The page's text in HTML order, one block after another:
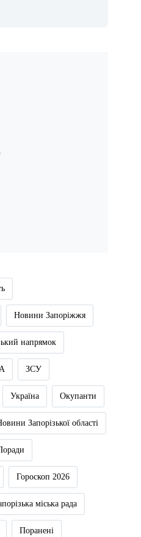
Новини Запоріжжя
напрямок
ЗСУ
Україна Окупанти
Запорізької області
Гороскоп 2026
міська рада
Поранені